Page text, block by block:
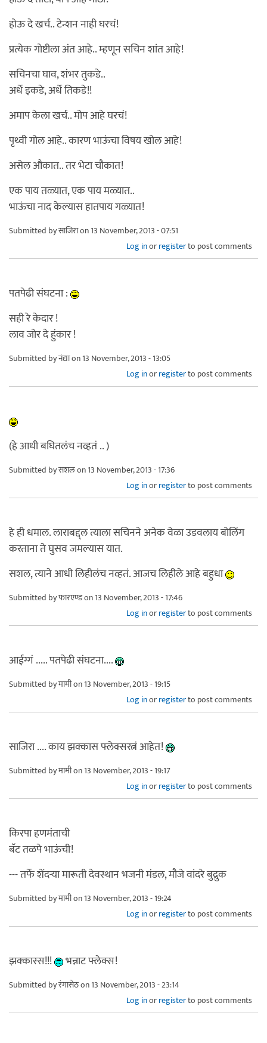
होऊ दे खर्च.. टेन्शन नाही घरचं!
प्रत्येक गोष्टीला अंत आहे.. म्हणून सचिन शांत आहे!
सचिनचा घाव, शंभर तुकडे..
अर्धे इकडे, अर्धे तिकडे!!
अमाप केला खर्च.. मोप आहे घरचं!
पृथ्वी गोल आहे.. कारण भाऊंचा विषय खोल आहे!
असेल औकात.. तर भेटा चौकात!
एक पाय तळ्यात, एक पाय मळ्यात..
भाऊंचा नाद केल्यास हातपाय गळ्यात!
Submitted byसाजिराon 13 November, 2013 - 07:51
Log inorregisterto post comments
पतपेढी संघटना :
सही रे केदार !
लाव जोर दे हुंकार !
Submitted byनंद्याon 13 November, 2013 - 13:05
Log inorregisterto post comments
(हे आधी बघितलंच नव्हतं .. )
Submitted byसशलon 13 November, 2013 - 17:36
Log inorregisterto post comments
हे ही धमाल. लाराबद्द्ल त्याला सचिनने अनेक वेळा उडवलाय बोलिंग
करताना ते घुसव जमल्यास यात.
सशल, त्याने आधी लिहीलंच नव्हतं. आजच लिहीले आहे बहुधा
Submitted byफारएण्डon 13 November, 2013 - 17:46
Log inorregisterto post comments
आईग्गं ..... पतपेढी संघटना....
Submitted byमामीon 13 November, 2013 - 19:15
Log inorregisterto post comments
साजिरा .... काय झक्कास फ्लेक्सरत्नं आहेत!
Submitted byमामीon 13 November, 2013 - 19:17
Log inorregisterto post comments
किरपा हणमंताची
बॅट तळपे भाऊंची!
--- तर्फे शेंदर्‍या मारूती देवस्थान भजनी मंडल, मौजे वांदरे बुद्रुक
Submitted byमामीon 13 November, 2013 - 19:24
Log inorregisterto post comments
झक्कास्स!!! भन्नाट फ्लेक्स!
Submitted byरंगासेठon 13 November, 2013 - 23:14
Log inorregisterto post comments